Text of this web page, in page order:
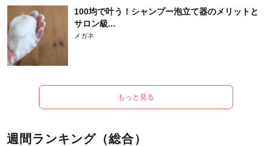
100均で叶う！シャンプー泡立て器のメリットと
サロン級...
メガネ
もっと見る
週間ランキング（総合）